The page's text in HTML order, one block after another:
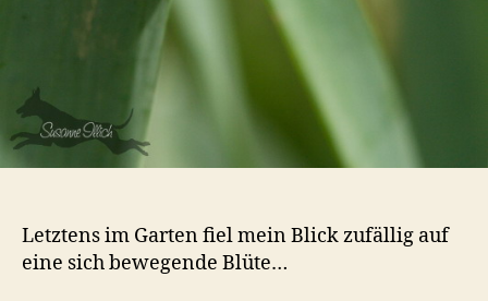
Letztens im Garten fiel mein Blick zufällig auf
eine sich bewegende Blüte…